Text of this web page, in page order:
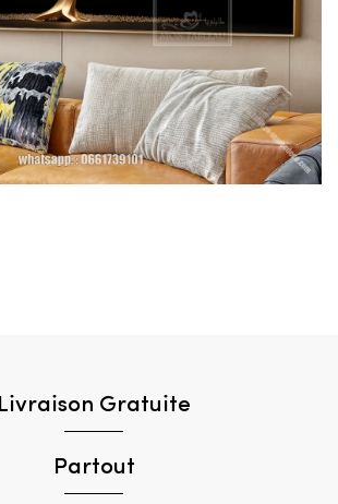
Livraison Gratuite
Partout